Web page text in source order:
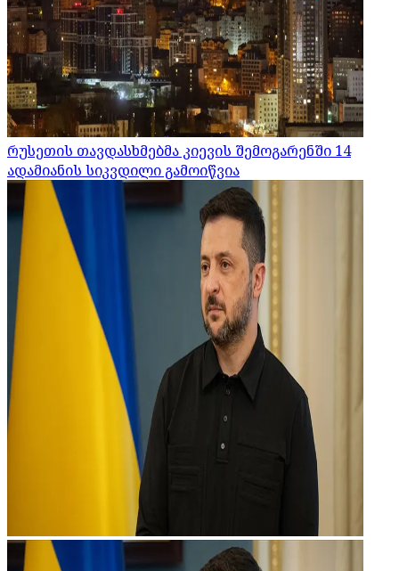
რუსეთის თავდასხმებმა კიევის შემოგარენში 14
ადამიანის სიკვდილი გამოიწვია